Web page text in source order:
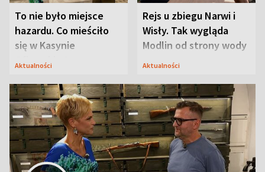
To nie było miejsce
hazardu. Co mieściło
się w Kasynie
Oficerskim?
Aktualności
Rejs u zbiegu Narwi i
Wisły. Tak wygląda
Modlin od strony wody
Aktualności